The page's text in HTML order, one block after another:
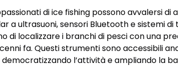
di ice fishing possono avvalersi
a ultrasuoni, sensori Bluetooth e sistemi
di localizzare i branchi di pesci con una
fa. Questi strumenti sono accessibili
l’attività e ampliando la